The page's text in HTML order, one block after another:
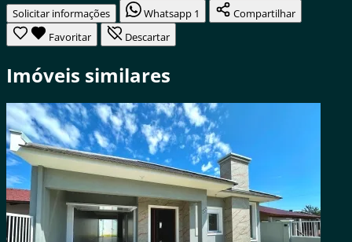
Solicitar informações Whatsapp 1
Compartilhar
Favoritar
Descartar
Imóveis similares